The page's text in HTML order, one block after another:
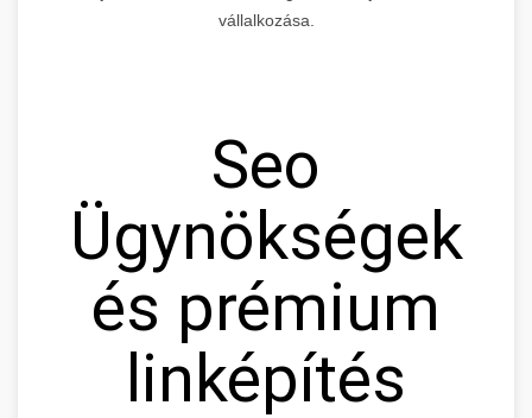
vállalkozása.
Seo
Ügynökségek
és prémium
linképítés